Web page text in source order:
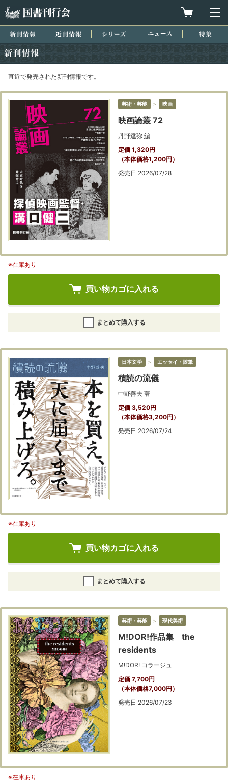
買物カゴを
新刊情報 近刊情報 シリーズ ニュース
直近で発売された新刊情報です。
芸術・芸能 ＞ 映画
映画論叢 72
丹野達弥 編
定価 1,320円
（本体価格1,200円）
発売日 2026/07/28
※在庫あり
買い物カゴに入れる
まとめて購入する
日本文学 ＞ エッセイ・随筆
積読の流儀
中野善夫 著
定価 3,520円
（本体価格3,200円）
発売日 2026/07/24
※在庫あり
買い物カゴに入れる
まとめて購入する
芸術・芸能 ＞ 現代美術
M!DOR!作品集 the
residents
M!DOR! コラージュ
定価 7,700円
（本体価格7,000円）
発売日 2026/07/23
※在庫あり